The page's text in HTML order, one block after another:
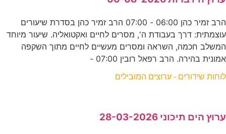
הרב זמיר כהן 06:00 - 07:00 הרב זמיר כהן בסדרת שיעורים
עוצמתית: דרך בעבודת ה', מסרים לחיים ואקטואליה. שיעור מיוחד
המשלב חכמה, השראה ומסרים מעשיים לחיים מתוך השקפה
אמונית בהירה. הרב רפאל רובין 07:00 -
לוחות שידורים - ערוצים המובילים
ערוץ הים תיכוני 28-03-2026